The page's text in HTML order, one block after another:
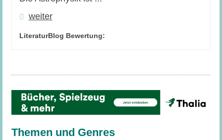
weiter
LiteraturBlog Bewertung:
Themen und Genres